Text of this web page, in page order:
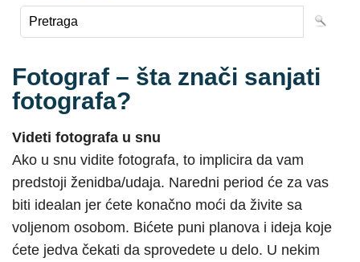
Fotograf – šta znači sanjati
fotografa?
Videti fotografa u snu
Ako u snu vidite fotografa, to implicira da vam
predstoji ženidba/udaja. Naredni period će za vas
biti idealan jer ćete konačno moći da živite sa
voljenom osobom. Bićete puni planova i ideja koje
ćete jedva čekati da sprovedete u delo. U nekim